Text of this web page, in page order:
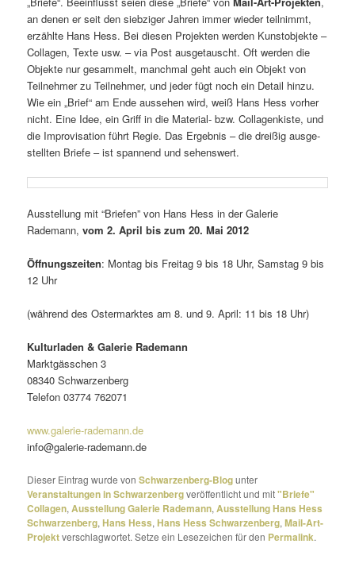
an denen er seit den sieb­ziger Jahren immer wieder teil­nimmt,
erzählte Hans Hess. Bei diesen Projekten werden Kunstobjekte –
Collagen, Texte usw. – via Post ausge­tauscht. Oft werden die
Objekte nur gesam­melt, manchmal geht auch ein Objekt von
Teilnehmer zu Teilnehmer, und jeder fügt noch ein Detail hinzu.
Wie ein „Brief“ am Ende aussehen wird, weiß Hans Hess vorher
nicht. Eine Idee, ein Griff in die Material- bzw. Collagenkiste, und
die Improvisation führt Regie. Das Ergebnis – die dreißig ausge­
stellten Briefe – ist span­nend und sehenswert.
Ausstellung mit “Briefen” von Hans Hess in der Galerie
Rademann,vom 2. April bis zum 20. Mai 2012
Öffnungszeiten: Montag bis Freitag 9 bis 18 Uhr, Samstag 9 bis
12 Uhr
(während des Ostermarktes am 8. und 9. April: 11 bis 18 Uhr)
Kulturladen & Galerie Rademann
Marktgässchen 3
08340 Schwarzenberg
Telefon 03774 762071
www.galerie-rademann.de
info@galerie-rademann.de
Dieser Eintrag wurde vonSchwarzenberg-Blogunter
Veranstaltungen in Schwarzenbergveröffentlicht und mit"Briefe"
Collagen,Ausstellung Galerie Rademann,Ausstellung Hans Hess
Schwarzenberg,Hans Hess,Hans Hess Schwarzenberg,Mail-Art-
Projektverschlagwortet. Setze ein Lesezeichen für den Permalink.